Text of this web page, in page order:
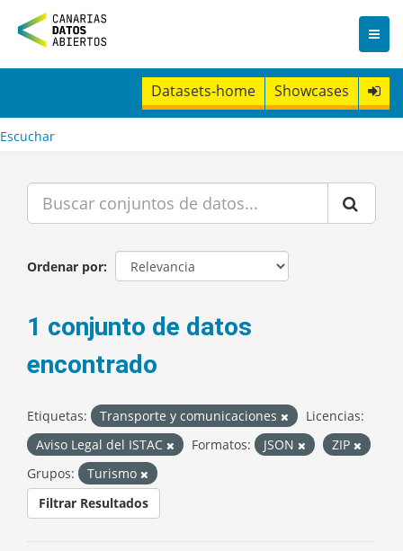
n
t
Datasets-home Showcases
Escuchar
Ordenar por
1 conjunto de datos
encontrado
Etiquetas: Transporte y comunicaciones
Licencias:
Aviso Legal del ISTAC
Formatos: JSON
ZIP
Grupos:
Turismo
Filtrar Resultados